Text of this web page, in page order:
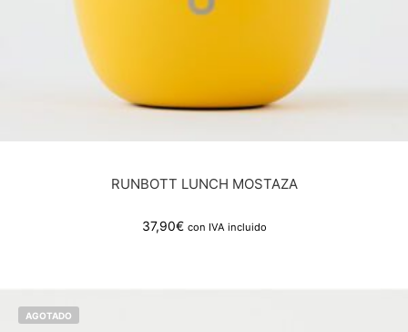
RUNBOTT LUNCH MOSTAZA
37,90€ con IVA incluido
AGOTADO